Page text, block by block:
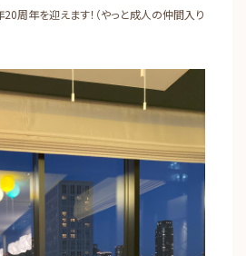
20周年を迎えます！（やっと成人の仲間入り